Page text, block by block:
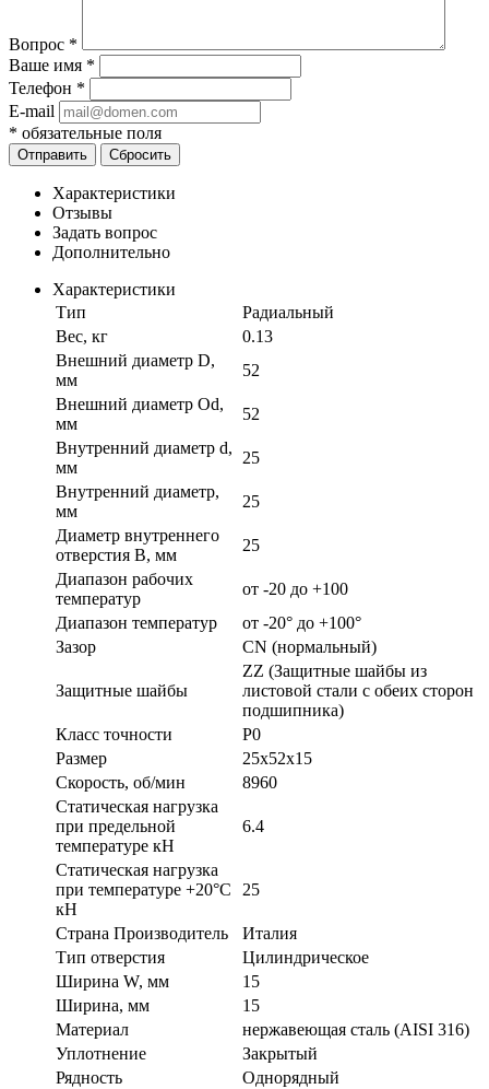
Вопрос *
Ваше имя *
Телефон *
E-mail
* обязательные поля
Отправить Сбросить
Характеристики
Отзывы
Задать вопрос
Дополнительно
Характеристики
Тип
Радиальный
Вес, кг
0.13
Внешний диаметр D,
мм
52
Внешний диаметр Od,
мм
52
Внутренний диаметр d,
мм
25
Внутренний диаметр,
мм
25
Диаметр внутреннего
отверстия B, мм
25
Диапазон рабочих
температур
от -20 до +100
Диапазон температур
от -20° до +100°
Зазор
CN (нормальный)
Защитные шайбы
ZZ (Защитные шайбы из
листовой стали с обеих сторон
подшипника)
Класс точности
P0
Размер
25х52х15
Скорость, об/мин
8960
Статическая нагрузка
при предельной
температуре кН
6.4
Статическая нагрузка
при температуре +20°С
кН
25
Страна Производитель
Италия
Тип отверстия
Цилиндрическое
Ширина W, мм
15
Ширина, мм
15
Материал
нержавеющая сталь (AISI 316)
Уплотнение
Закрытый
Рядность
Однорядный